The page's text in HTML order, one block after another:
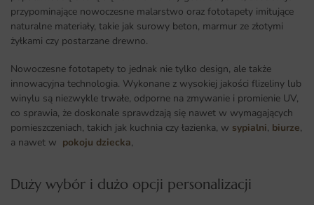
przypominające nowoczesne malarstwo oraz fototapety imitujące
naturalne materiały, takie jak surowy beton, marmur ze złotymi
żyłkami czy postarzane drewno.
Nowoczesne fototapety to jednak nie tylko design, ale także
innowacyjna technologia. Wykonane z wysokiej jakości flizeliny lub
winylu są niezwykle trwałe, odporne na zmywanie i promienie UV,
co sprawia, że doskonale sprawdzają się nawet w wymagających
pomieszczeniach, takich jak kuchnia czy łazienka, w sypialni, biurze,
a nawet w pokoju dziecka,
Duży wybór i dużo opcji personalizacji ​